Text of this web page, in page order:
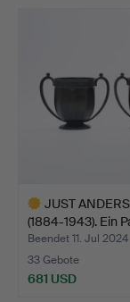
JUST
(1884-1943). Ein
De…
Beendet 11. Jul 2024
33 Gebote
681 USD